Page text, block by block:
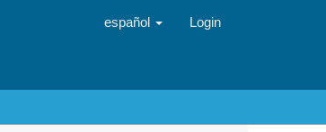
español Login